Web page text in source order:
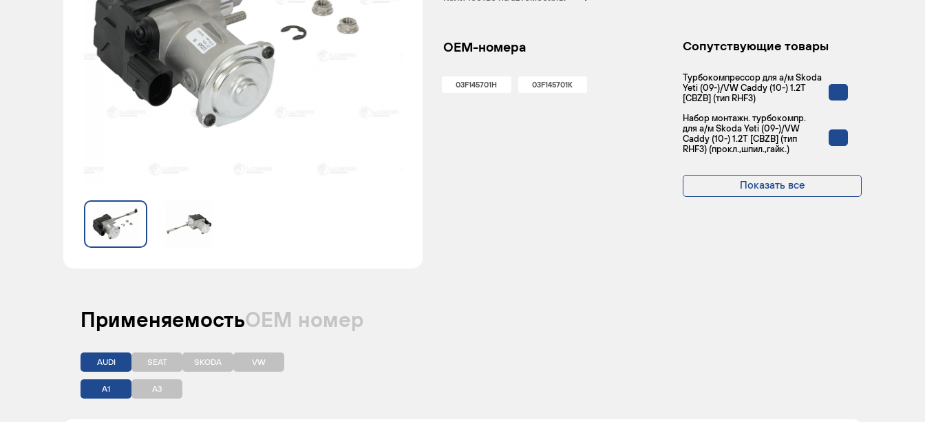
OEM-номера
03F145701H 03F145701K
Сопутствующие товары
Турбокомпрессор для а/м Skoda
Yeti (09-)/VW Caddy (10-) 1.2T
[CBZB] (тип RHF3)
Набор монтажн. турбокомпр.
для а/м Skoda Yeti (09-)/VW
Caddy (10-) 1.2T [CBZB] (тип
RHF3) (прокл.,шпил.,гайк.)
Показать все
ПрименяемостьОЕМ номер
AUDI SEAT SKODA VW
A1 A3